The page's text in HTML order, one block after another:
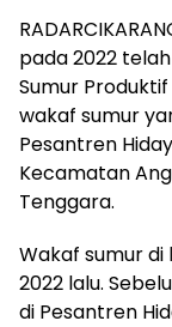
pada 2022
Sumur
wakaf sumur
Pesantren
Kecamatan
Tenggara.
Wakaf sumur
2022 lalu.
di Pesantren